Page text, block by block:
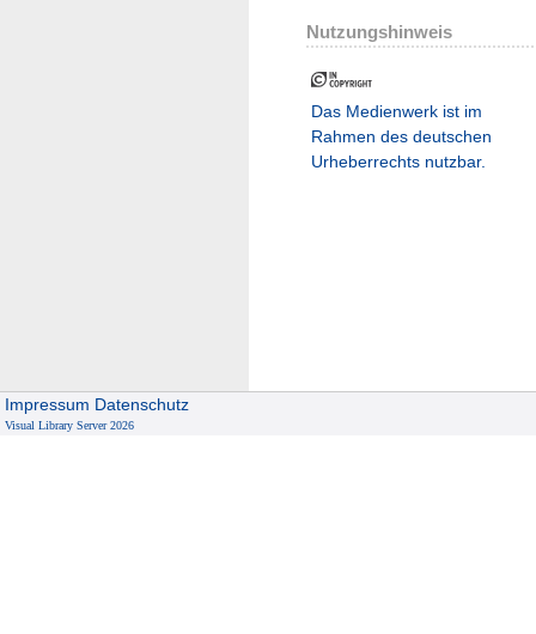
Nutzungshinweis
Das Medienwerk ist im
Rahmen des deutschen
Urheberrechts nutzbar.
Impressum Datenschutz
Visual Library Server 2026